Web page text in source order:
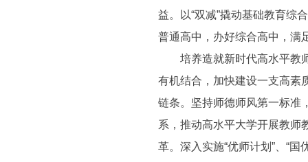
益。以“双减”撬动基础教育综
普通高中，办好综合高中，满
培养造就新时代高水平教师
有机结合，加快建设一支高素
链条。坚持师德师风第一标准
系，推动高水平大学开展教师
革。深入实施“优师计划”、“